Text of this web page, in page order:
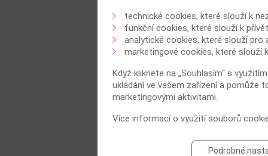
technické cookies, které slouží k
funkční cookies, které slouží k
analytické cookies, které slouží pro
marketingové cookies, které slouží
Když kliknete na „Souhlasím“ s
ukládání ve vašem zařízení a pomůže
marketingovými aktivitami.
Více informací o využití souborů
Podrobné